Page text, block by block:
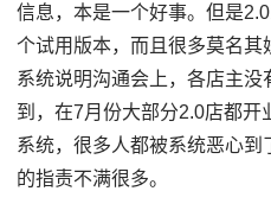
信息，本是一个好事。但是
个试用版本，而且很多莫名其
系统说明沟通会上，各店主
到，在7月份大部分2.0店都开
系统，很多人都被系统恶心
的指责不满很多。